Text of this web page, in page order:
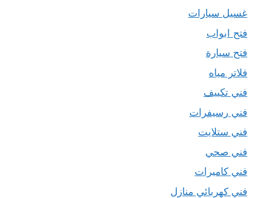
غسيل سيارات
فتح ابواب
فتح سيارة
فلاتر مياه
فني تكييف
فني رسيفرات
فني ستلايت
فني صحي
فني كاميرات
فني كهربائي منازل